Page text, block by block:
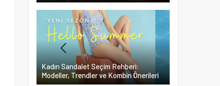
Kadın Sandalet Seçim Rehberi:
Modeller, Trendler ve Kombin Önerileri